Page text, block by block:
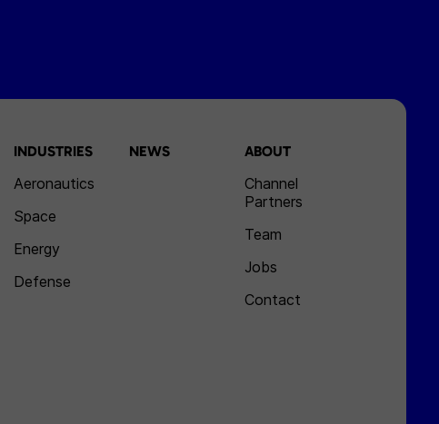
INDUSTRIES
Aeronautics
Space
Energy
Defense
NEWS ABOUT
Channel
Partners
Team
Jobs
Contact